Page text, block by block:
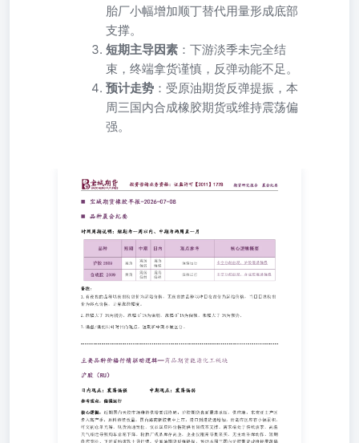
胎厂小幅增加顺丁替代用量形成底部
支撑。
短期主导因素 ：下游淡季未完全结
束，终端拿货谨慎，反弹动能不足。
预计走势 ：受原油期货反弹提振，本
周三国内合成橡胶期货或维持震荡偏
强。
品种晨会纪要 时间周期说明：短期为一周以内、中期为两
周至一月 备注： 1.有夜盘的品种以夜盘收盘价为起始价
格，无夜盘的品种以昨日收盘价为起始价格，当日日盘收盘
价为终点价格，计算涨跌幅度。 2.跌幅大于1%为弱势，跌
幅0~1%为偏弱，涨幅0~1%为偏强，涨幅大于1%为强势。
3.偏强/偏弱只针对日内观点，短期和中期不做区分。 主要
品种价格行情驱动逻辑—商品期货能源化工板块 中期观
点：震荡偏弱 日内观点：震荡偏强 参考观点：偏强运行 核
心逻辑：近期国内天胶市场维持供增需弱格局，沪胶期货盘
面震荡承压。供应端，东南亚主产区步入高产季，原料持续
放量，国内海南新胶集中上市，港口到港货源增加，青岛库
区库存小幅累积，可交割仓单充裕，现货流通宽松，仅泰国
原料价格提供有限成本支撑。需求端处于传统淡季，高温天
气临近导致购车意愿下降，轮胎厂成品库存高企，企业仅刚
需零星采买，无主动补库动作。短期供应宽松、下游采购疲
软主导行情。受原油期货反弹提振，预计本周三国内沪胶期